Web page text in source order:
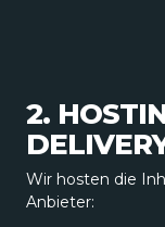
2.
Wir hosten die
Anbieter: